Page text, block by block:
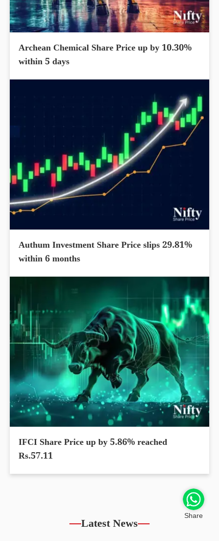
Archean Chemical Share Price up by 10.30%
within 5 days
Authum Investment Share Price slips 29.81%
within 6 months
IFCI Share Price up by 5.86% reached
Rs.57.11
Latest News
Share